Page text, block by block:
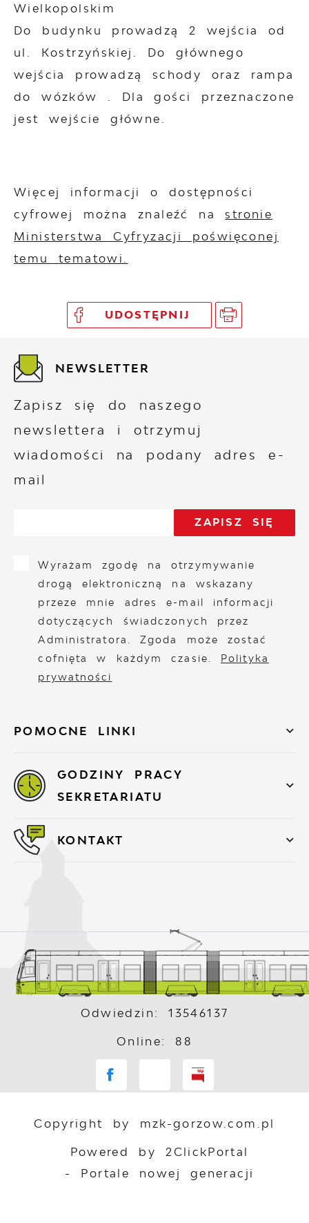
Wielkopolskim
Do budynku prowadzą 2 wejścia od
ul. Kostrzyńskiej. Do głównego
wejścia prowadzą schody oraz rampa
do wózków . Dla gości przeznaczone
jest wejście główne.
Więcej informacji o dostępności
cyfrowej można znaleźć nastronie
Ministerstwa Cyfryzacji poświęconej
temu tematowi.
UDOSTĘPNIJ
POMOCNE LINKI
NEWSLETTER
Zapisz się do naszego
newslettera i otrzymuj
wiadomości na podany adres e-
mail
Wyrażam zgodę na otrzymywanie
drogą elektroniczną na wskazany
przeze mnie adres e-mail informacji
dotyczących świadczonych przez
Administratora. Zgoda może zostać
cofnięta w każdym czasie. Polityka
prywatności
GODZINY PRACY
SEKRETARIATU
KONTAKT
Odwiedzin: 13546137
Online: 88
Copyright by mzk-gorzow.com.pl
Powered by2ClickPortal
- Portale nowej generacji